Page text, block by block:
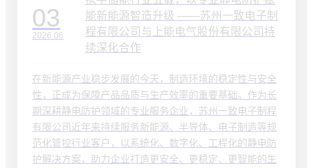
03
2026.06
能新能源智造升级 ——苏州一致电子制
程有限公司与上能电气股份有限公司持
续深化合作
在新能源产业稳步发展的今天，制造环境的稳定性与安全
性，正成为保障产品品质与生产效率的重要基础。作为长
期深耕静电防护领域的专业服务企业，苏州一致电子制程
有限公司近年来持续服务新能源、半导体、电子制造等规
范化管控行业客户，以系统化、数字化、工程化的静电防
护解决方案，助力企业打造更安全、更稳定、更智能的生